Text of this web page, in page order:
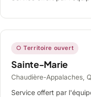
○ Territoire ouvert
Sainte-Marie
Chaudière-Appalaches,
Service offert par